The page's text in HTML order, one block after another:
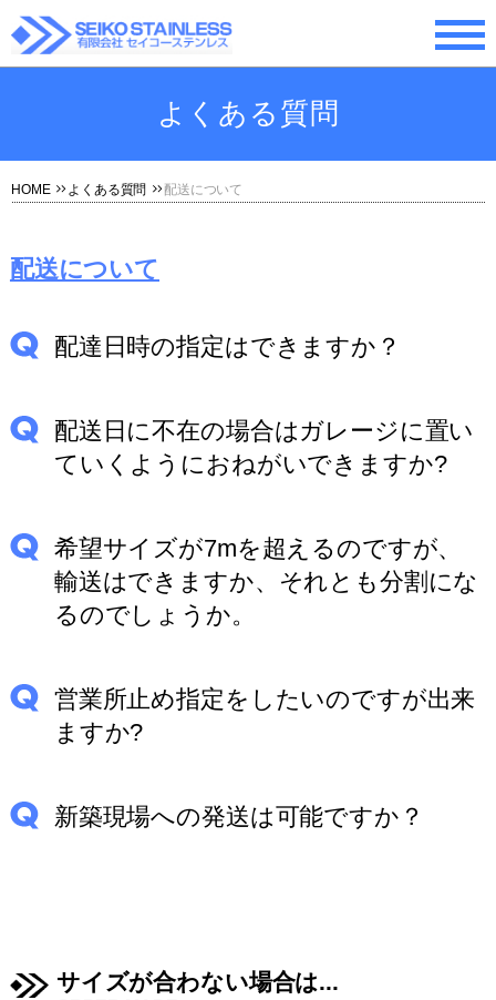
よくある質問
HOME よくある質問 配送について
配送について
配達日時の指定はできますか？
配送日に不在の場合はガレージに置い
ていくようにおねがいできますか?
希望サイズが7mを超えるのですが、
輸送はできますか、それとも分割にな
るのでしょうか。
営業所止め指定をしたいのですが出来
ますか?
新築現場への発送は可能ですか？
サイズが合わない場合は...